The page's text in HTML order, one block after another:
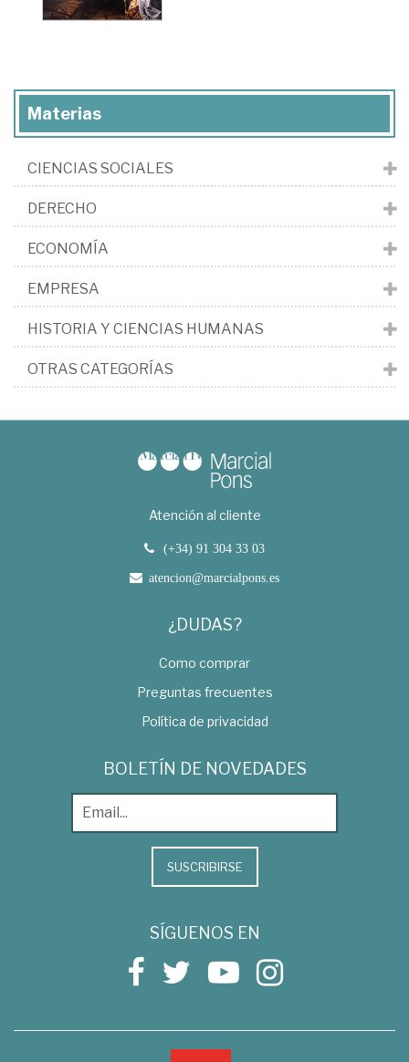
Materias
CIENCIAS SOCIALES
DERECHO
ECONOMÍA
EMPRESA
HISTORIA Y CIENCIAS HUMANAS
OTRAS CATEGORÍAS
Atención al cliente
(+34) 91 304 33 03
atencion@marcialpons.es
¿DUDAS?
Como comprar
Preguntas frecuentes
Política de privacidad
BOLETÍN DE NOVEDADES
SUSCRIBIRSE
SÍGUENOS EN